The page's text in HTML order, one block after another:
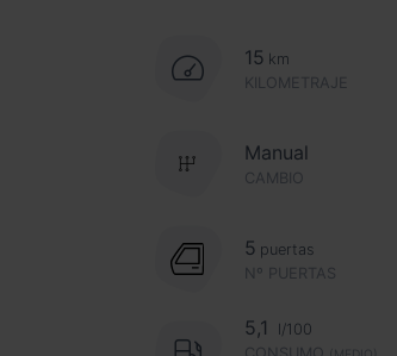
15 km
KILOMETRAJE
CAMBIO
Manual
Nº PUERTAS
5 puertas
5,1
l/100